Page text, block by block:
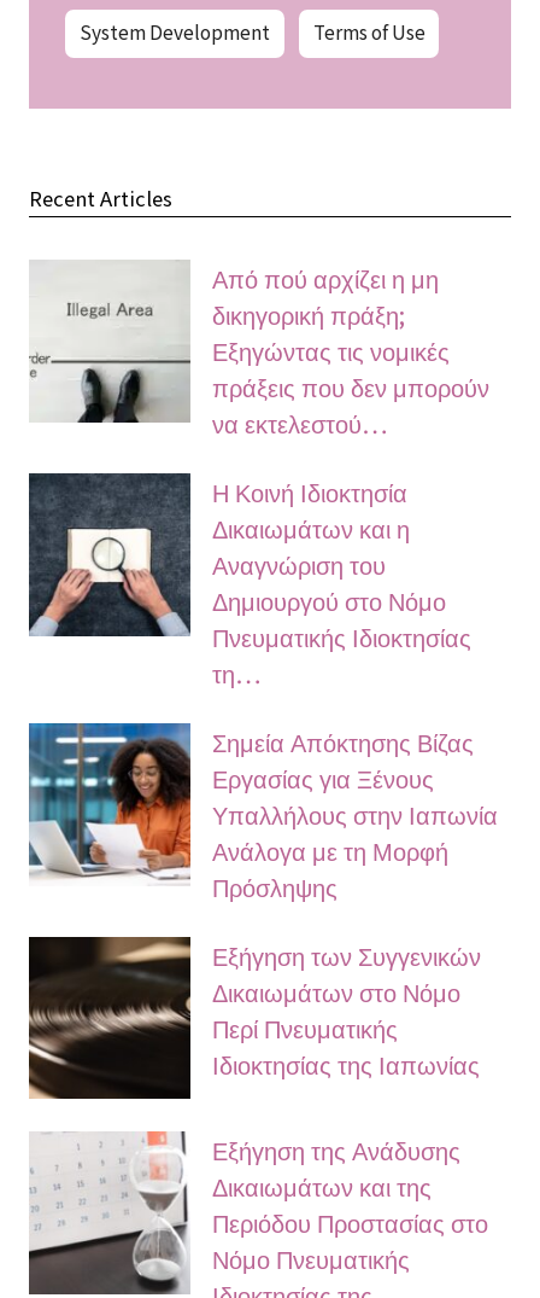
System Development Terms of Use
Recent Articles
Από πού αρχίζει η μη
δικηγορική πράξη;
Εξηγώντας τις νομικές
πράξεις που δεν μπορούν
να εκτελεστού…
Η Κοινή Ιδιοκτησία
Δικαιωμάτων και η
Αναγνώριση του
Δημιουργού στο Νόμο
Πνευματικής Ιδιοκτησίας
τη…
Σημεία Απόκτησης Βίζας
Εργασίας για Ξένους
Υπαλλήλους στην Ιαπωνία
Ανάλογα με τη Μορφή
Πρόσληψης
Εξήγηση των Συγγενικών
Δικαιωμάτων στο Νόμο
Περί Πνευματικής
Ιδιοκτησίας της Ιαπωνίας
Εξήγηση της Ανάδυσης
Δικαιωμάτων και της
Περιόδου Προστασίας στο
Νόμο Πνευματικής